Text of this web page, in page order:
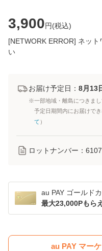
3,900円(税込)
[NETWORK ERROR] ネッ
い
お届け予定日： 8月13
※一部地域・離島につきま
予定日期間内にお届けで
て ）
ロットナンバー：
au PAY ゴールド
最大23,000Pもら
au PAY マー